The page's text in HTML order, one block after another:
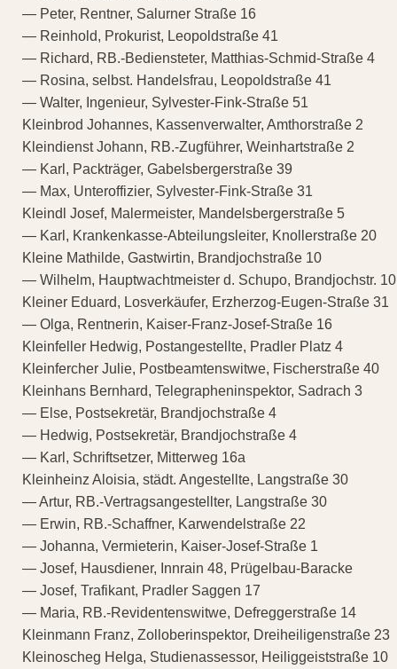
— Peter, Rentner, Salurner Straße 16
— Reinhold, Prokurist, Leopoldstraße 41
— Richard, RB.-Bediensteter, Matthias-Schmid-Straße 4
— Rosina, selbst. Handelsfrau, Leopoldstraße 41
— Walter, Ingenieur, Sylvester-Fink-Straße 51
Kleinbrod Johannes, Kassenverwalter, Amthorstraße 2
Kleindienst Johann, RB.-Zugführer, Weinhartstraße 2
— Karl, Packträger, Gabelsbergerstraße 39
— Max, Unteroffizier, Sylvester-Fink-Straße 31
Kleindl Josef, Malermeister, Mandelsbergerstraße 5
— Karl, Krankenkasse-Abteilungsleiter, Knollerstraße 20
Kleine Mathilde, Gastwirtin, Brandjochstraße 10
— Wilhelm, Hauptwachtmeister d. Schupo, Brandjochstr. 10
Kleiner Eduard, Losverkäufer, Erzherzog-Eugen-Straße 31
— Olga, Rentnerin, Kaiser-Franz-Josef-Straße 16
Kleinfeller Hedwig, Postangestellte, Pradler Platz 4
Kleinfercher Julie, Postbeamtenswitwe, Fischerstraße 40
Kleinhans Bernhard, Telegrapheninspektor, Sadrach 3
— Else, Postsekretär, Brandjochstraße 4
— Hedwig, Postsekretär, Brandjochstraße 4
— Karl, Schriftsetzer, Mitterweg 16a
Kleinheinz Aloisia, städt. Angestellte, Langstraße 30
— Artur, RB.-Vertragsangestellter, Langstraße 30
— Erwin, RB.-Schaffner, Karwendelstraße 22
— Johanna, Vermieterin, Kaiser-Josef-Straße 1
— Josef, Hausdiener, Innrain 48, Prügelbau-Baracke
— Josef, Trafikant, Pradler Saggen 17
— Maria, RB.-Revidentenswitwe, Defreggerstraße 14
Kleinmann Franz, Zolloberinspektor, Dreiheiligenstraße 23
Kleinoscheg Helga, Studienassessor, Heiliggeiststraße 10